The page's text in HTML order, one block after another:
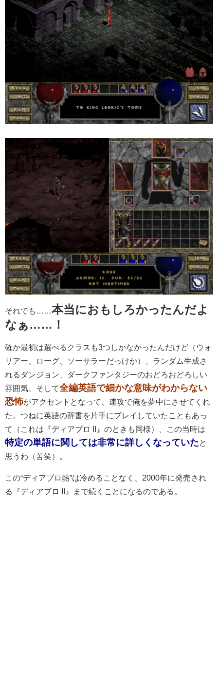
それでも…… 本当におもしろかったんだよ
なぁ……！
確か最初は選べるクラスも3つしかなかったんだけど（ウォ
リアー、ローグ、ソーサラーだっけか）、ランダム生成さ
れるダンジョン、ダークファンタジーのおどろおどろしい
雰囲気、そして全編英語で細かな意味がわからない
恐怖がアクセントとなって、速攻で俺を夢中にさせてくれ
た。つねに英語の辞書を片手にプレイしていたこともあっ
て（これは『ディアブロ II』のときも同様）、この当時は
特定の単語に関しては非常に詳しくなっていた と
思うわ（苦笑）。
この“ディアブロ熱”は冷めることなく、2000年に発売され
る『ディアブロ II』まで続くことになるのである。